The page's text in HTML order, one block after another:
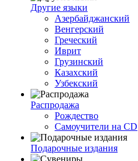
Другие языки
Азербайджанский
Венгерский
Греческий
Иврит
Грузинский
Казахский
Узбекский
Распродажа
Рождество
Самоучители на CD
Подарочные издания